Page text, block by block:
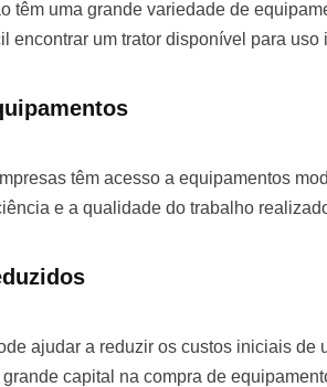
têm uma grande variedade de
encontrar um trator disponível para uso
têm acesso a equipamentos
e a qualidade do trabalho
ajudar a reduzir os custos iniciais de
capital na compra de